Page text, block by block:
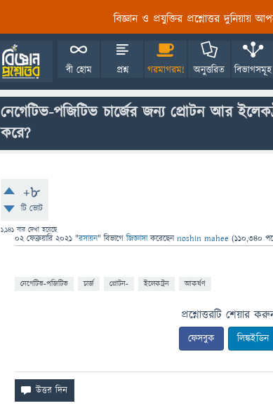
বিজ্ঞান ও প্রযুক্তির প্রশ্নোত্তর দুনিয়ায়
বী হোম প্রশ্ন গরমাগরম! অনুত্তরিত বিভাগসমূহ
নেগেটিভ-পজিটিভ চার্জের জন্য প্রোটন আর
করে?
+8
টি ভোট
1,141 বার দেখা হয়েছে
02 ফেব্রুয়ারি 2021 "রসায়ন" বিভাগে জিজ্ঞাসাকরেছেনnoshin mahee (110,340
নেগেটিভ-পজিটিভ চার্জ প্রোটন- ইলেকট্রন আকর্ষণ
প্রশ্নোত্তরটি শেয়ার
ফেসবুক লিঙ্কইডিন